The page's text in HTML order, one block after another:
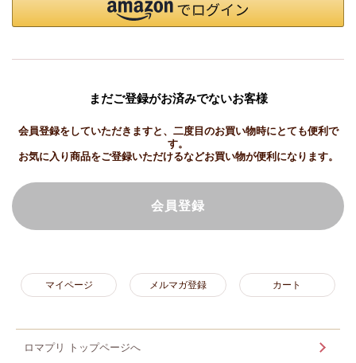
まだご登録がお済みでないお客様
会員登録をしていただきますと、二度目のお買い物時にとても便利で
す。
お気に入り商品をご登録いただけるなどお買い物が便利になります。
会員登録
マイページ メルマガ登録 カート
ロマプリ トップページへ